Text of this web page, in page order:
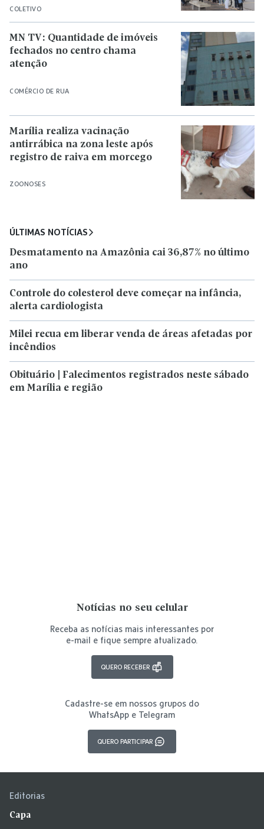
COLETIVO
COMÉRCIO DE RUA
MN TV: Quantidade de imóveis
fechados no centro chama
atenção
ZOONOSES
Marília realiza vacinação
antirrábica na zona leste após
registro de raiva em morcego
ÚLTIMAS NOTÍCIAS
Desmatamento na Amazônia cai 36,87% no último
ano
Controle do colesterol deve começar na infância,
alerta cardiologista
Milei recua em liberar venda de áreas afetadas por
incêndios
Obituário | Falecimentos registrados neste sábado
em Marília e região
Notícias no seu celular
Receba as notícias mais interessantes por
e-mail e fique sempre atualizado.
QUERO RECEBER
Cadastre-se em nossos grupos do
WhatsApp e Telegram
QUERO PARTICIPAR
Editorias
Capa